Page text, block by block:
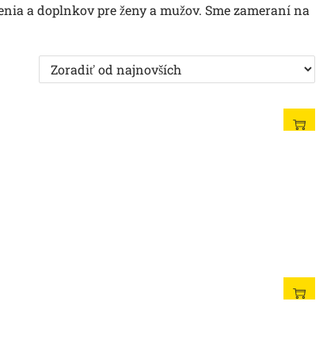
a doplnkov pre ženy a mužov. Sme zameraní na